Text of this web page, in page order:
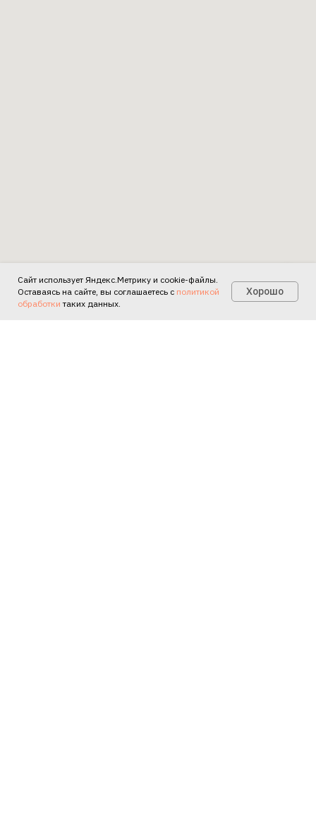
Есть вопросы?
Сайт использует Яндекс.Метрику и cookie-файлы.
Оставаясь на сайте, вы соглашаетесь с политикой
обработки таких данных.
Хорошо